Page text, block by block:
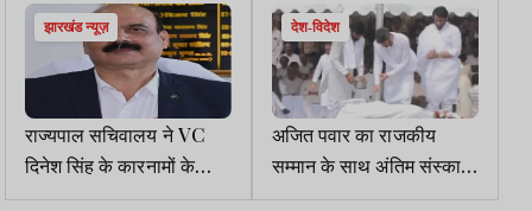
झारखंड न्यूज़
राज्यपाल सचिवालय ने VC
दिनेश सिंह के कारनामों के
ऑडिट का दिया आदेश
देश-विदेश
अजित पवार का राजकीय
सम्मान के साथ अंतिम संस्कार,
बेटे पार्थ व जय ने दी मुखाग्नि